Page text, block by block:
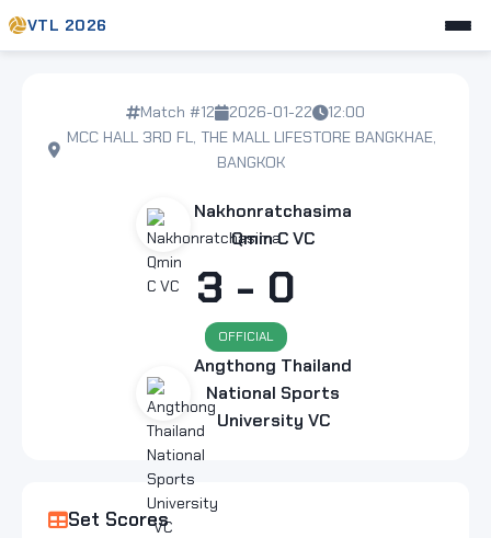
VTL 2026
Match #12 2026-01-22
12:00
MCC HALL 3RD FL, THE MALL LIFESTORE BANGKHAE,
BANGKOK
Nakhonratchasima
Qmin C VC
3 - 0
OFFICIAL
Angthong Thailand
National Sports
University VC
Set Scores